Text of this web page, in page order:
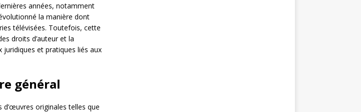
années, notamment
la manière dont
télévisées. Toutefois, cette
droits d’auteur et la
et pratiques liés aux
général
originales telles que